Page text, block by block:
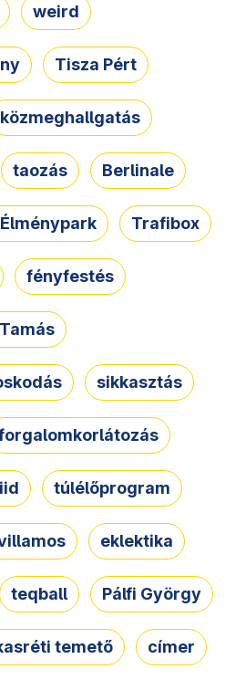
weird
Tisza Pért
közmeghallgatás
taozás Berlinale
Trafibox
fényfestés
sikkasztás
túlélőprogram
eklektika
teqball Pálfi György
temető címer